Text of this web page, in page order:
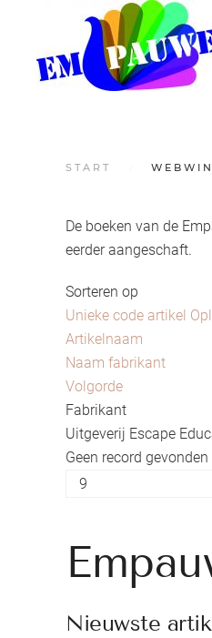
START
De boeken van de
eerder aangeschaft.
Sorteren op
Unieke code artikel
Artikelnaam
Naam fabrikant
Volgorde
Fabrikant
Uitgeverij Escape
Geen record gevonden
Nieuwste